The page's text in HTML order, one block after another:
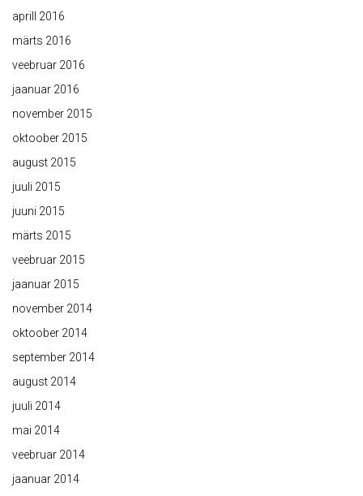
aprill 2016
märts 2016
veebruar 2016
jaanuar 2016
november 2015
oktoober 2015
august 2015
juuli 2015
juuni 2015
märts 2015
veebruar 2015
jaanuar 2015
november 2014
oktoober 2014
september 2014
august 2014
juuli 2014
mai 2014
veebruar 2014
jaanuar 2014